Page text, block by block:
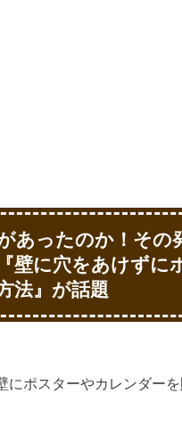
あったのか！その
壁に穴をあけずに
法』が話題
にポスターやカレンダーを